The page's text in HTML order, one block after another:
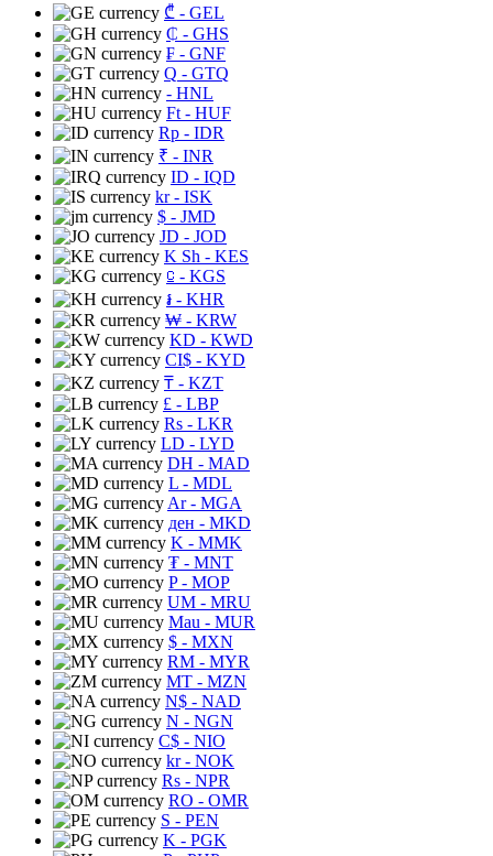
₾ - GEL
₵ - GHS
₣ - GNF
Q - GTQ
- HNL
Ft - HUF
Rp - IDR
₹ - INR
ID - IQD
kr- ISK
$ - JMD
JD - JOD
K Sh - KES
⃀ - KGS
៛ - KHR
₩ - KRW
KD - KWD
CI$ - KYD
₸ - KZT
£ - LBP
Rs - LKR
LD - LYD
DH - MAD
L - MDL
Ar- MGA
ден - MKD
K - MMK
₮ - MNT
P- MOP
UM - MRU
Mau - MUR
$ - MXN
RM - MYR
MT - MZN
N$ - NAD
N - NGN
C$ - NIO
kr- NOK
Rs - NPR
RO - OMR
S - PEN
K - PGK